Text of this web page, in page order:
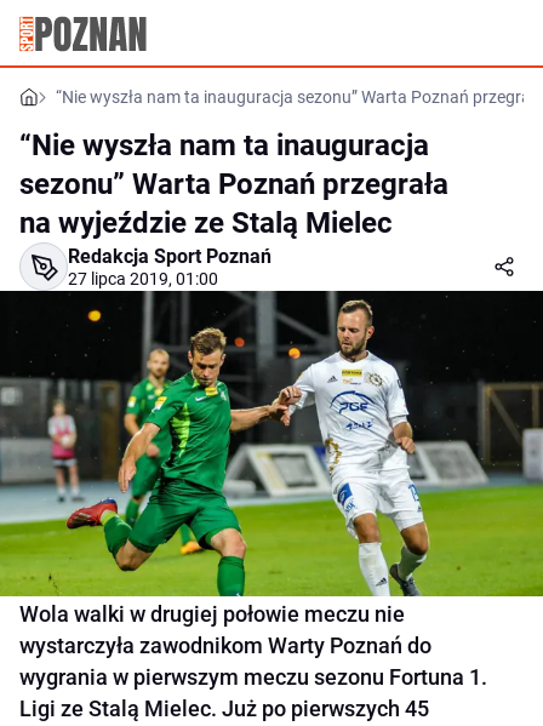
“Nie wyszła nam ta inauguracja sezonu” Warta Poznań
“Nie wyszła nam ta inauguracja
sezonu” Warta Poznań przegrała
na wyjeździe ze Stalą Mielec
Redakcja Sport Poznań
27 lipca 2019, 01:00
Wola walki w drugiej połowie meczu nie
wystarczyła zawodnikom Warty Poznań do
wygrania w pierwszym meczu sezonu Fortuna 1.
Ligi ze Stalą Mielec. Już po pierwszych 45